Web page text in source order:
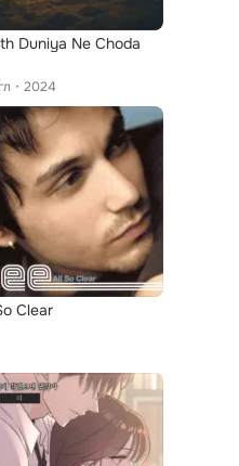
Duniya Ne Choda
2024
Clear